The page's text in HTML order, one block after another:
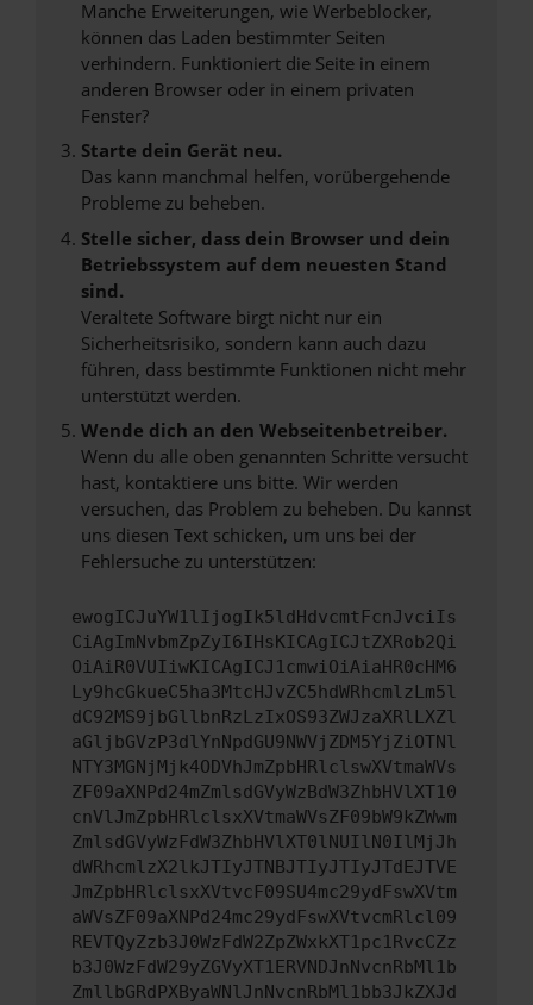
Manche Erweiterungen, wie Werbeblocker,
können das Laden bestimmter Seiten
verhindern. Funktioniert die Seite in einem
anderen Browser oder in einem privaten
Fenster?
Starte dein Gerät neu.
Das kann manchmal helfen, vorübergehende
Probleme zu beheben.
Stelle sicher, dass dein Browser und dein
Betriebssystem auf dem neuesten Stand
sind.
Veraltete Software birgt nicht nur ein
Sicherheitsrisiko, sondern kann auch dazu
führen, dass bestimmte Funktionen nicht mehr
unterstützt werden.
Wende dich an den Webseitenbetreiber.
Wenn du alle oben genannten Schritte versucht
hast, kontaktiere uns bitte. Wir werden
versuchen, das Problem zu beheben. Du kannst
uns diesen Text schicken, um uns bei der
Fehlersuche zu unterstützen:
ewogICJuYW1lIjogIk5ldHdvcmtFcnJvciIs
CiAgImNvbmZpZyI6IHsKICAgICJtZXRob2Qi
OiAiR0VUIiwKICAgICJ1cmwiOiAiaHR0cHM6
Ly9hcGkueC5ha3MtcHJvZC5hdWRhcmlzLm5l
dC92MS9jbGllbnRzLzIxOS93ZWJzaXRlLXZl
aGljbGVzP3dlYnNpdGU9NWVjZDM5YjZiOTNl
NTY3MGNjMjk4ODVhJmZpbHRlclswXVtmaWVs
ZF09aXNPd24mZmlsdGVyWzBdW3ZhbHVlXT10
cnVlJmZpbHRlclsxXVtmaWVsZF09bW9kZWwm
ZmlsdGVyWzFdW3ZhbHVlXT0lNUIlN0IlMjJh
dWRhcmlzX2lkJTIyJTNBJTIyJTIyJTdEJTVE
JmZpbHRlclsxXVtvcF09SU4mc29ydFswXVtm
aWVsZF09aXNPd24mc29ydFswXVtvcmRlcl09
REVTQyZzb3J0WzFdW2ZpZWxkXT1pc1RvcCZz
b3J0WzFdW29yZGVyXT1ERVNDJnNvcnRbMl1b
ZmllbGRdPXByaWNlJnNvcnRbMl1bb3JkZXJd